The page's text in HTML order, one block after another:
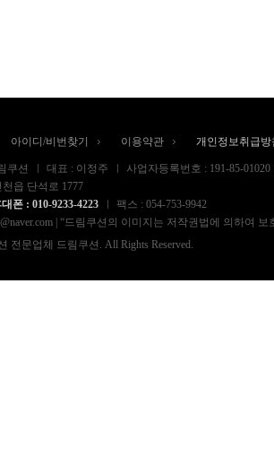
아이디/비번찾기 이용약관 개인정보취급방
쿠션 대표 : 이정주
사업자등록번호 : 191-85-01020
읍 단석로 1777
대폰 : 010-9233-4223
팩스 : 054-753-9942
| “드림쿠션의 이미지는 저작권법에 의하
전문업체 드림쿠션. All Rights Reserved.